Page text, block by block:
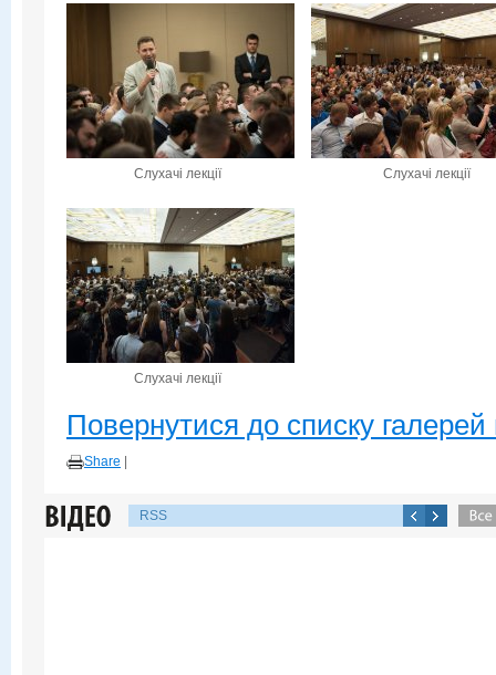
Слухачі лекції Слухачі лекції
Слухачі лекції
Повернутися до списку галерей
Share
RSS